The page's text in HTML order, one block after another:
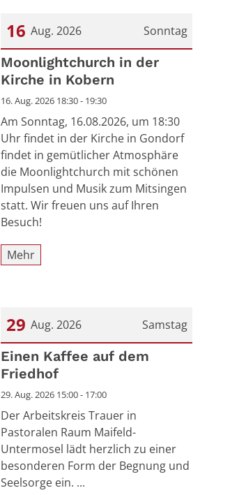
Sonntag
16 Aug. 2026
Datum: 16. August 2026
Moonlightchurch in der
Kirche in Kobern
16. Aug. 2026 18:30 - 19:30
Am Sonntag, 16.08.2026, um 18:30
Uhr findet in der Kirche in Gondorf
findet in gemütlicher Atmosphäre
die Moonlightchurch mit schönen
Impulsen und Musik zum Mitsingen
statt. Wir freuen uns auf Ihren
Besuch!
Mehr
Samstag
29 Aug. 2026
Datum: 29. August 2026
Einen Kaffee auf dem
Friedhof
29. Aug. 2026 15:00 - 17:00
Der Arbeitskreis Trauer in
Pastoralen Raum Maifeld-
Untermosel lädt herzlich zu einer
besonderen Form der Begnung und
Seelsorge ein. ...